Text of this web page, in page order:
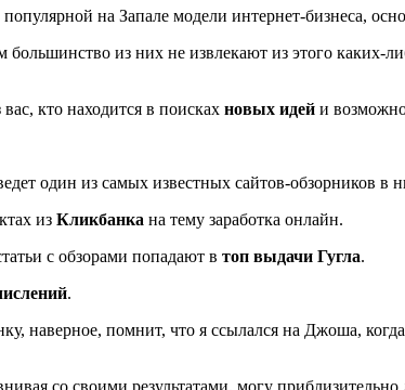
на Запале модели интернет-бизнеса,
из них не извлекают из этого каких-
кто находится в поисках новых идей и
один из самых известных сайтов-обзорников в
из Кликбанка на тему заработка онлайн.
с обзорами попадают в топ выдачи Гугла.
.
наверное, помнит, что я ссылался на Джоша,